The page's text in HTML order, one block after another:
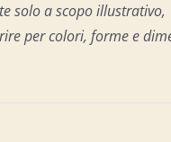
solo a scopo illustrativo,
per colori, forme e